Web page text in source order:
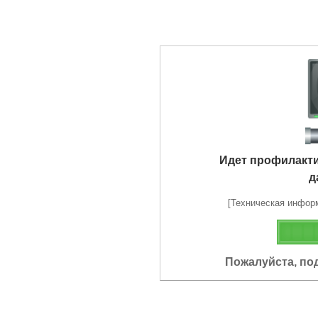
Идет
[Техническая
Пожалуйста,